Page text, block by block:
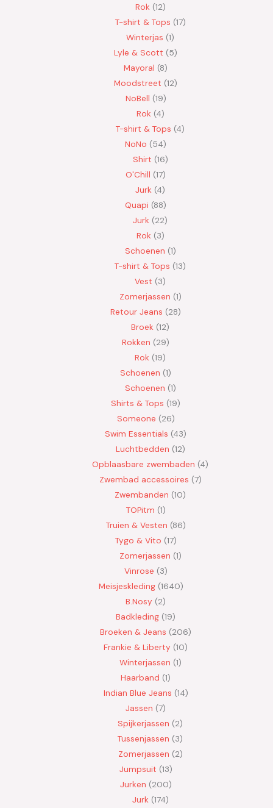
Rok 12
T-shirt & Tops 17
Winterjas 1
Lyle & Scott
5
Mayoral 8
Moodstreet 12
NoBell 19
Rok 4
T-shirt & Tops 4
NoNo
54
Shirt 16
O'Chill 17
Jurk 4
Quapi 88
Jurk 22
Rok 3
Schoenen 1
T-shirt & Tops 13
Vest
3
Zomerjassen 1
Retour Jeans
28
Broek 12
Rokken
29
Rok 19
Schoenen 1
Schoenen 1
Shirts & Tops 19
Someone 26
Swim Essentials 43
Luchtbedden 12
Opblaasbare zwembaden 4
Zwembad accessoires 7
Zwembanden 10
TOPitm 1
Truien & Vesten 86
Tygo & Vito 17
Zomerjassen 1
Vinrose 3
Meisjeskleding 1640
B.Nosy
2
Badkleding 19
Broeken & Jeans
206
Frankie & Liberty 10
Winterjassen 1
Haarband 1
Indian Blue Jeans 14
Jassen 7
Spijkerjassen
2
Tussenjassen
3
Zomerjassen 2
Jumpsuit 13
Jurken 200
Jurk 174